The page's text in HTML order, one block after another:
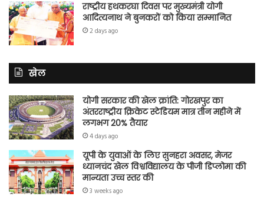
राष्ट्रीय हथकरघा दिवस पर मुख्यमंत्री योगी
आदित्यनाथ ने बुनकरों को किया सम्मानित
2 days ago
खेल
योगी सरकार की खेल क्रांति: गोरखपुर का
अंतरराष्ट्रीय क्रिकेट स्टेडियम मात्र तीन महीने में
लगभग 20% तैयार
4 days ago
यूपी के युवाओं के लिए सुनहरा अवसर, मेजर
ध्यानचंद खेल विश्वविद्यालय के पीजी डिप्लोमा की
मान्यता उच्च स्तर की
3 weeks ago